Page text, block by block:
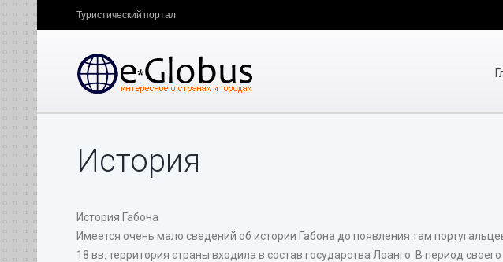
Туристический портал
История
История Габона
Имеется очень мало сведений об истории Габона до появления там
18 вв. территория страны входила в состав государства Лоанго. В период